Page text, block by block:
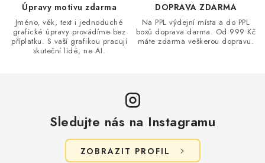
Úpravy motivu zdarma
Jméno, věk, text i jednoduché
grafické úpravy provádíme bez
příplatku. S vaší grafikou pracují
skuteční lidé, ne AI.
DOPRAVA ZDARMA
Na PPL výdejní místa a do PPL
boxů doprava darma. Od 999 Kč
máte zdarma veškerou dopravu.
Sledujte nás na Instagramu
ZOBRAZIT PROFIL